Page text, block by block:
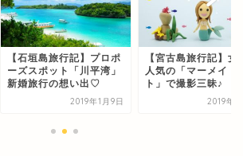
【石垣島旅行記】プロポ
ーズスポット「川平湾」
新婚旅行の想い出♡
2019年1月9日
【宮古島旅行記】女
人気の「マーメイド
ト」で撮影三昧♪
2019年4